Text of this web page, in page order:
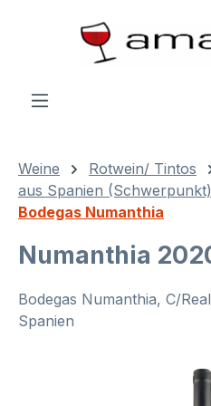
Zum Hauptinhalt springen
Weine
Rotwein/ Tintos
aus Spanien (Schwerpunkt)
Bodegas Numanthia
Numanthia
Bodegas Numanthia, C/
Spanien
Bildergalerie überspringen